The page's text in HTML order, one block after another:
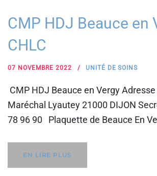
CMP HDJ Beauce en
CHLC
07 NOVEMBRE 2022 UNITÉ DE SOINS
CMP HDJ Beauce en Vergy
Maréchal Lyautey 21000 DIJON
78 96 90 Plaquette de Beauce En
EN LIRE PLUS